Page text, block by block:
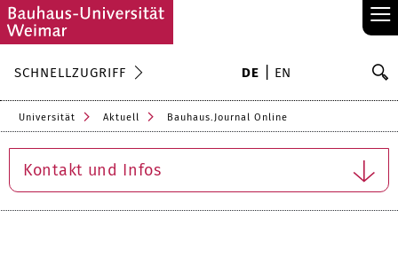
≡
SCHNELLZUGRIFF DE EN
Universität Aktuell Bauhaus.Journal Online
Kontakt und Infos